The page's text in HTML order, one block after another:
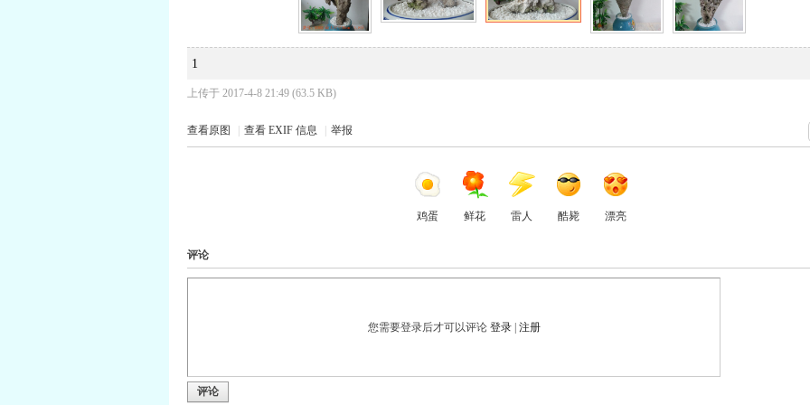
1
上传于 2017-4-8 21:49 (63.5 KB)
查看原图 查看 EXIF 信息 举报
鸡蛋 鲜花 雷人 酷毙 漂亮
评论
您需要登录后才可以评论 登录| 注册
评论